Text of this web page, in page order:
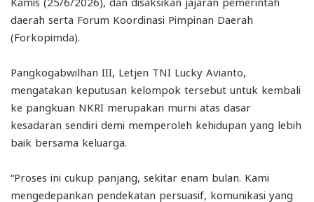
daerah serta Forum Koordinasi Pimpinan Daerah
(Forkopimda).
Pangkogabwilhan III, Letjen TNI Lucky Avianto,
mengatakan keputusan kelompok tersebut untuk kembali
ke pangkuan NKRI merupakan murni atas dasar
kesadaran sendiri demi memperoleh kehidupan yang lebih
baik bersama keluarga.
“Proses ini cukup panjang, sekitar enam bulan. Kami
mengedepankan pendekatan persuasif, komunikasi yang